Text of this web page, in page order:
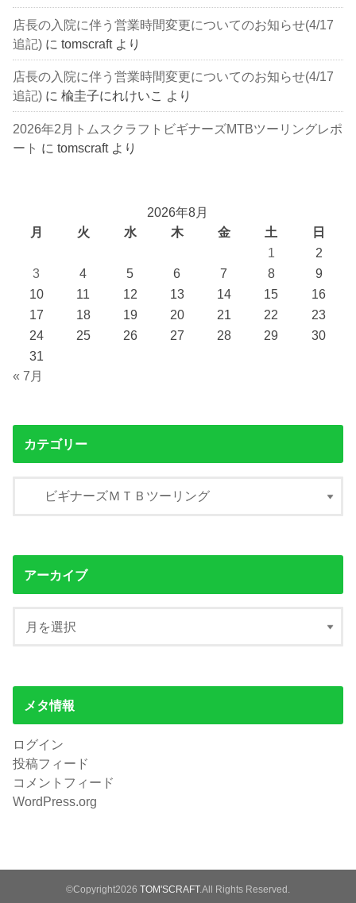
店長の入院に伴う営業時間変更についてのお知らせ(4/17
追記) にtomscraftより
店長の入院に伴う営業時間変更についてのお知らせ(4/17
追記) に楡圭子にれけいこ より
2026年2月トムスクラフトビギナーズMTBツーリングレポ
ート にtomscraftより
2026年8月
月
火 水 木 金 土
日
1
2
3
4 5 6 7 8
9
10
11 12 13 14 15
16
17
18 19 20 21 22
23
24
25 26 27 28 29
30
31
« 7月
カテゴリー
アーカイブ
メタ情報
ログイン
投稿フィード
コメントフィード
WordPress.org
©Copyright2026 TOM'SCRAFT .All Rights Reserved.